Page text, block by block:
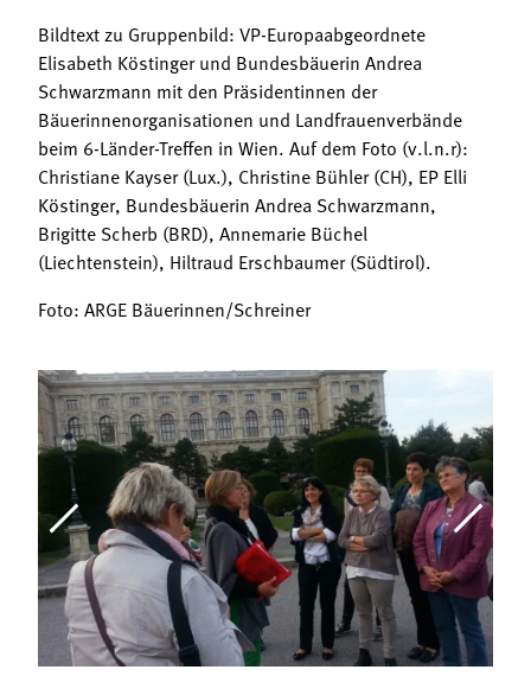
Bildtext zu Gruppenbild: VP-Europaabgeordnete
Elisabeth Köstinger und Bundesbäuerin Andrea
Schwarzmann mit den Präsidentinnen der
Bäuerinnenorganisationen und Landfrauenverbände
beim 6-Länder-Treffen in Wien. Auf dem Foto (v.l.n.r):
Christiane Kayser (Lux.), Christine Bühler (CH), EP Elli
Köstinger, Bundesbäuerin Andrea Schwarzmann,
Brigitte Scherb (BRD), Annemarie Büchel
(Liechtenstein), Hiltraud Erschbaumer (Südtirol).
Foto: ARGE Bäuerinnen/Schreiner